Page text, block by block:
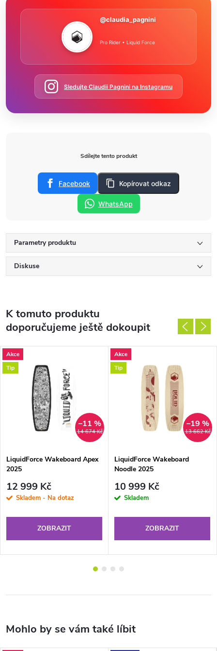
@claudia_pagnini
Pro Rider • Liquid Force
Sledujte Claudii Pagnini na Instagramu
Sdílejte tento produkt
Facebook Kopírovat odkaz
WhatsApp
Parametry produktu
Diskuse
K tomuto produktu
doporučujeme ještě dokoupit
Akce
Tip
14 674 Kč
–11 %
LiquidForce Wakeboard Apex
2025
12 999 Kč
Skladem - Na dotaz
ZOBRAZIT
Akce
Tip
13 662 Kč
–19 %
LiquidForce Wakeboard
Noodle 2025
10 999 Kč
Skladem
ZOBRAZIT